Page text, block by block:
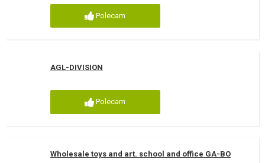
Polecam
AGL-DIVISION
Polecam
Wholesale toys and art. school and office GA-BO